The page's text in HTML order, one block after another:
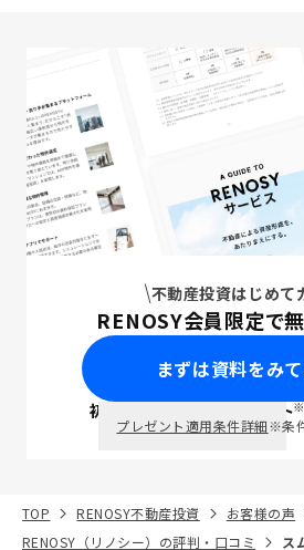
不動産投資はじめて
RENOSY会員限定で
まずは資料をみ
初回面談で ポイント
プレゼント適用条件詳細※条
TOP RENOSY不動産投資
お客様の声
RENOSY（リノシー）の評判・口コミ
ス